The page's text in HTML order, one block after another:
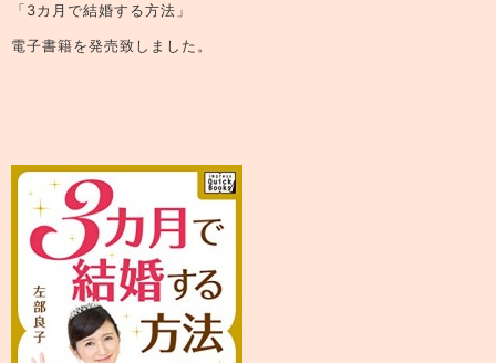
「3カ月で結婚する方法」
電子書籍を発売致しました。